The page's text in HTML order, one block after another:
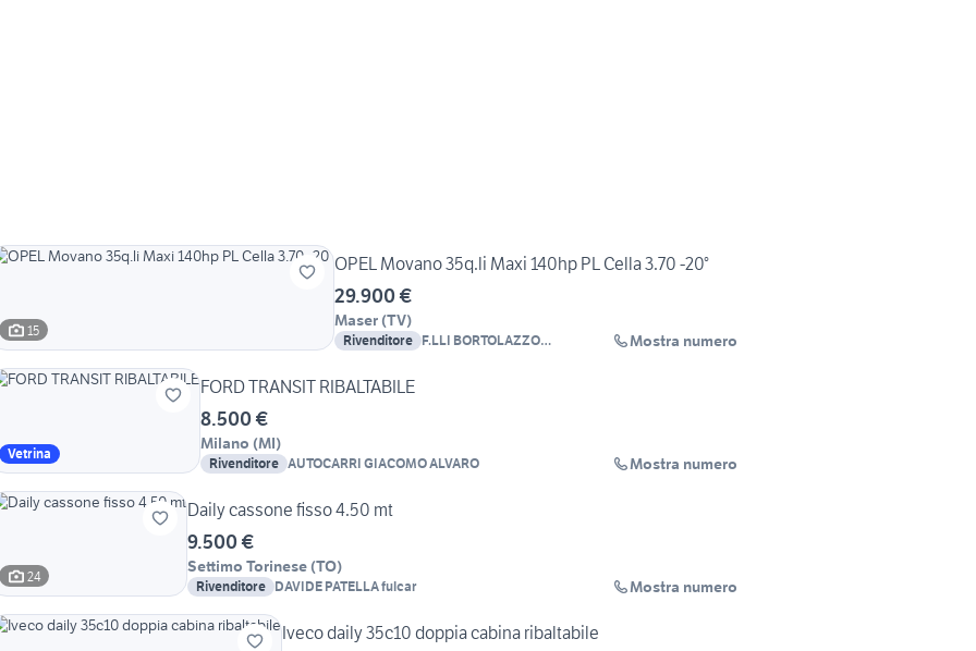
15
OPEL Movano 35q.li Maxi 140hp PL Cella 3.70 -20°
29.900 €
Maser (TV)
Rivenditore F.LLI BORTOLAZZO
Mostra numero
Vetrina
FORD TRANSIT RIBALTABILE
8.500 €
Milano (MI)
Rivenditore AUTOCARRI GIACOMO ALVARO Mostra numero
24
Daily cassone fisso 4.50 mt
9.500 €
Settimo Torinese (TO)
Rivenditore DAVIDE PATELLA fulcar Mostra numero
Iveco daily 35c10 doppia cabina ribaltabile